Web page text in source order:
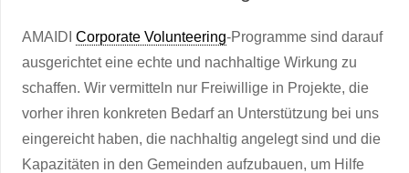
AMAIDI Corporate Volunteering-Programme sind darauf
ausgerichtet eine echte und nachhaltige Wirkung zu
schaffen. Wir vermitteln nur Freiwillige in Projekte, die
vorher ihren konkreten Bedarf an Unterstützung bei uns
eingereicht haben, die nachhaltig angelegt sind und die
Kapazitäten in den Gemeinden aufzubauen, um Hilfe